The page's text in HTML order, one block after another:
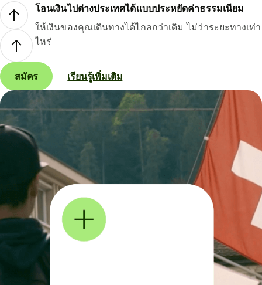
โอนเงินไปต่างประเทศได้แบบประหยัดค่าธรรมเนียม
ให้เงินของคุณเดินทางได้ไกลกว่าเดิม ไม่ว่าระยะทางเท่า
ไหร่
สมัคร เรียนรู้เพิ่มเติม